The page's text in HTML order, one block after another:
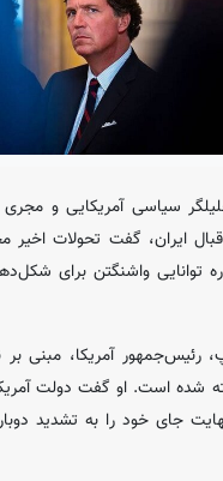
سیاسی آمریکایی و
قبال ایران، گفت تحولات
توانایی واشنگتن برای
رئیس‌جمهور آمریکا، مبنی
شده است. او گفت دولت
جای خود را به تشدید